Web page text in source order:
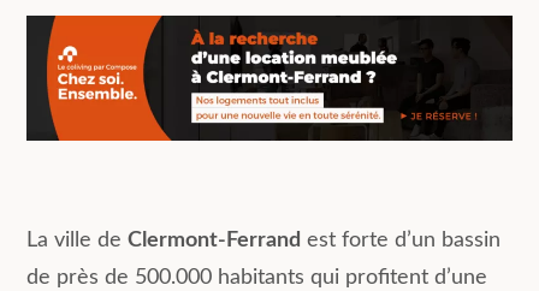
La ville deClermont-Ferrand est forte d’un bassin
de près de 500.000 habitants qui profitent d’une